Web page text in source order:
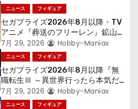
ニュース フィギュア
セガプライズ2026年8月以降・TV
アニメ『葬送のフリーレン』鉱山で
300年働くことになっっちゃった
「フリーレン」を立体化！
7月 29, 2026 Hobby-Maniax
ニュース フィギュア
セガプライズ2026年8月以降『無
職転生Ⅲ ～異世界行ったら本気だ
す～』から「ロキシー」のフィギュ
アが登場！
7月 29, 2026 Hobby-Maniax
ニュース フィギュア